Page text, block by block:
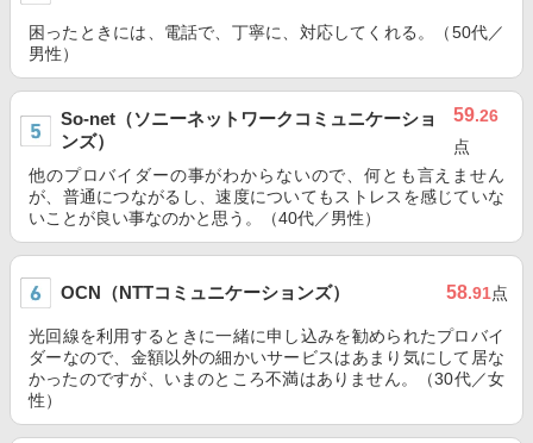
困ったときには、電話で、丁寧に、対応してくれる。（50代／
男性）
So-net（ソニーネットワークコミュニケーショ
ンズ）
59.26
点
他のプロバイダーの事がわからないので、何とも言えません
が、普通につながるし、速度についてもストレスを感じていな
いことが良い事なのかと思う。（40代／男性）
OCN（NTTコミュニケーションズ） 58.91点
光回線を利用するときに一緒に申し込みを勧められたプロバイ
ダーなので、金額以外の細かいサービスはあまり気にして居な
かったのですが、いまのところ不満はありません。（30代／女
性）